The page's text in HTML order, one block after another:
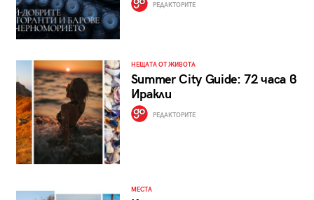
РЕДАКТОРИТЕ
НЕЩАТА ОТ ЖИВОТА
Summer City Guide: 72 часа в
Иракли
РЕДАКТОРИТЕ
МЕСТА